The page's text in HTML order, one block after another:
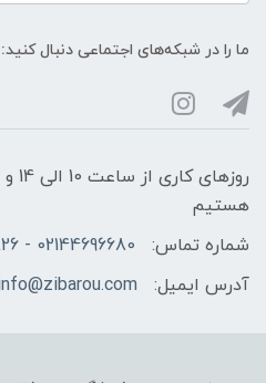
ما را در شبکه‌های اجتماعی دنبال کنید:
هستیم
شماره تماس:
02144696680 - 09024148826
آدرس ایمیل: